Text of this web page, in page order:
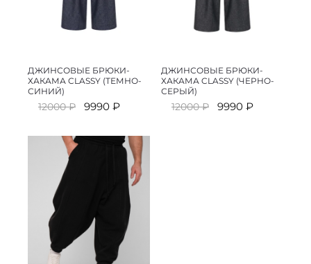
ДЖИНСОВЫЕ БРЮКИ-
ХАКАМА CLASSY (ТЕМНО-
СИНИЙ)
12000₽
Первоначальная
составляла
12000 ₽.
9990 ₽Текущая
9990 ₽.
ДЖИНСОВЫЕ БРЮКИ-
ХАКАМА CLASSY (ЧЕРНО-
СЕРЫЙ)
12000₽
Первоначальная
9990 ₽Текущая